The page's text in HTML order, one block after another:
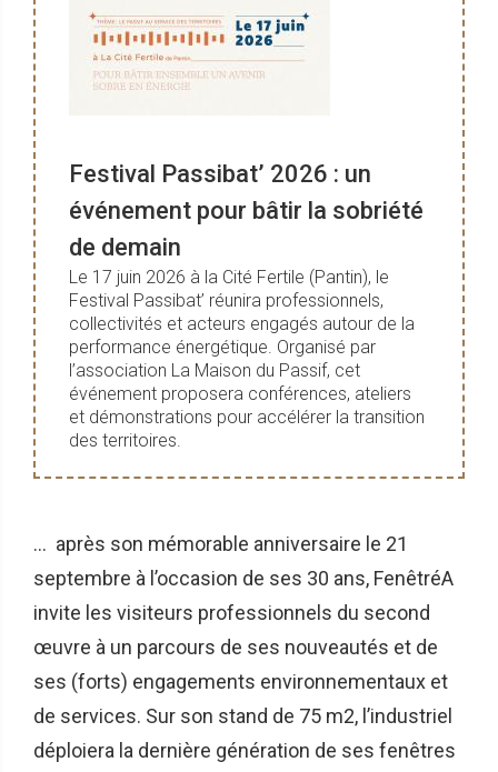
Festival Passibat’ 2026 : un
événement pour bâtir la sobriété
de demain
Le 17 juin 2026 à la Cité Fertile (Pantin), le
Festival Passibat’ réunira professionnels,
collectivités et acteurs engagés autour de la
performance énergétique. Organisé par
l’association La Maison du Passif, cet
événement proposera conférences, ateliers
et démonstrations pour accélérer la transition
des territoires.
... après son mémorable anniversaire le 21
septembre à l’occasion de ses 30 ans, FenêtréA
invite les visiteurs professionnels du second
œuvre à un parcours de ses nouveautés et de
ses (forts) engagements environnementaux et
de services. Sur son stand de 75 m2, l’industriel
déploiera la dernière génération de ses fenêtres